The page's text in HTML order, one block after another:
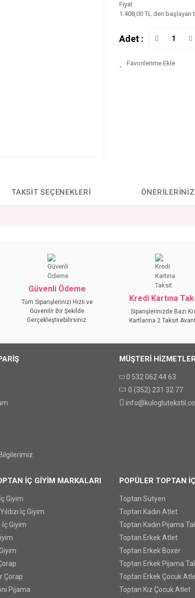
Fiyat
1.408,00 TL den başlayan
Adet :
TAKSIT SEÇENEKLERI ÖNERILERINIZ
GÖNDER
Güvenli Ödeme
Tüm Siparişlerinizi Hızlı ve
Güvenilir Bir Şekilde
Gerçekleştirebilirsiniz.
Kredi Kartına
Siparişlerinizde Bazı
Kartlarına 2 Taksit
MÜŞTERİ
0 532 062 44 63
0 (352) 231 32 77
İÇ GİYİM MARKALARI
Giyim
İç Giyim
Giyim
Çorap
Pijama
POPÜLER TOPTAN
Toptan Sütyen
Toptan Kadın Atlet
Toptan Kadın Pijama
Toptan Erkek Atlet
Toptan Erkek Boxer
Toptan Erkek Pijama
Toptan Erkek Çocuk
Toptan Kız Çocuk Atlet